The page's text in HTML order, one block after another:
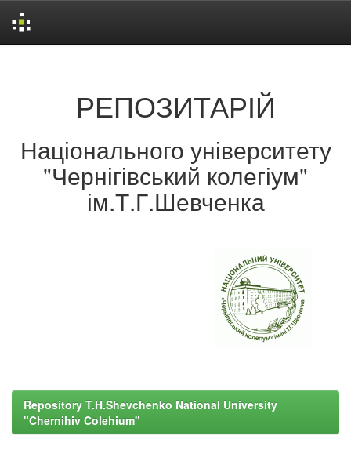
РЕПОЗИТАРІЙ
Національного університету
"Чернігівський колегіум"
ім.Т.Г.Шевченка
Repository T.H.Shevchenko National University
"Chernihiv Colehium"